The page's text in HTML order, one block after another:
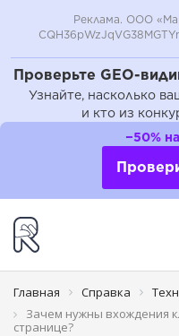
Проверьте GEO-
Узнайте, насколько
и кто из
Реклама. ООО
−50%
Главная Справка
Зачем нужны вхождения
странице?